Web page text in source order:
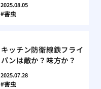
2025.08.05
害虫
キッチン防衛線鉄フライ
パンは敵か？味方か？
2025.07.28
害虫